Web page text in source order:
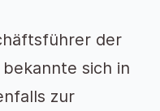
der
sich in
zur